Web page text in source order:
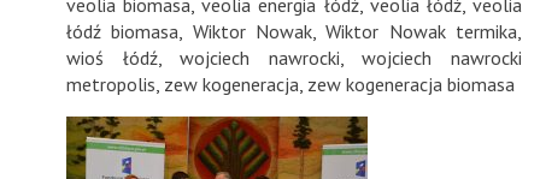
łódź biomasa
Wiktor Nowak ,Wiktor Nowak termika
wioś łódź,wojciech nawrocki ,wojciech nawrocki
metropolis zew kogeneracja zew kogeneracja biomasa